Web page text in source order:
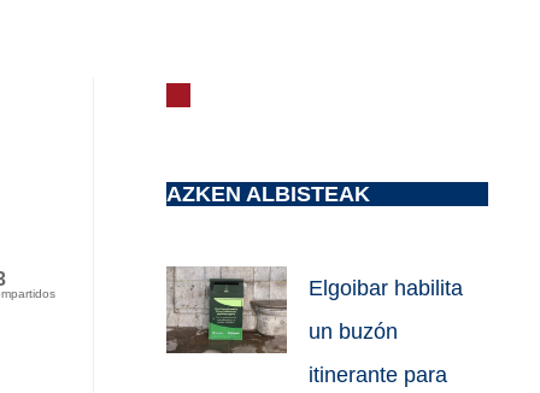
AZKEN ALBISTEAK
Elgoibar habilita
un buzón
itinerante para